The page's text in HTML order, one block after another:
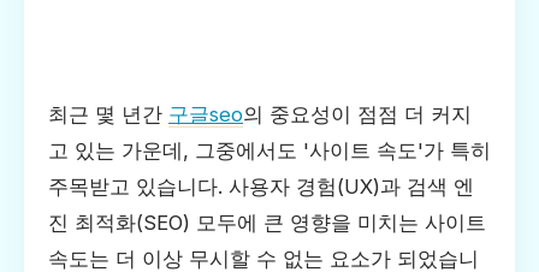
최근 몇 년간 구글seo의 중요성이 점점 더 커지
고 있는 가운데, 그중에서도 '사이트 속도'가 특히
주목받고 있습니다. 사용자 경험(UX)과 검색 엔
진 최적화(SEO) 모두에 큰 영향을 미치는 사이트
속도는 더 이상 무시할 수 없는 요소가 되었습니